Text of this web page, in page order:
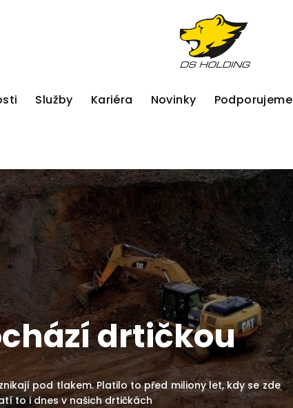
Služby Kariéra Novinky Podporujeme
drtičkou
pod tlakem. Platilo to před miliony let, kdy se zde
to i dnes v našich drtičkách